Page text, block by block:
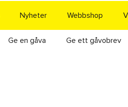
Nyheter Webbshop
Ge en gåva Ge ett gåvobrev